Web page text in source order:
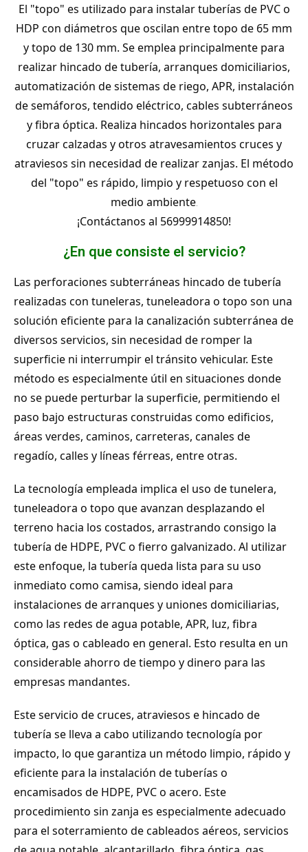
El "topo" es utilizado para instalar tuberías de PVC o
HDP con diámetros que oscilan entre topo de 65 mm
y topo de 130 mm. Se emplea principalmente para
realizar hincado de tubería, arranques domiciliarios,
automatización de sistemas de riego, APR, instalación
de semáforos, tendido eléctrico, cables subterráneos
y fibra óptica. Realiza hincados horizontales para
cruzar calzadas y otros atravesamientos cruces y
atraviesos sin necesidad de realizar zanjas. El método
del "topo" es rápido, limpio y respetuoso con el
medio ambiente.
¡Contáctanos al 56999914850!
¿En que consiste el servicio?
Las perforaciones subterráneas hincado de tubería
realizadas con tuneleras, tuneleadora o topo son una
solución eficiente para la canalización subterránea de
diversos servicios, sin necesidad de romper la
superficie ni interrumpir el tránsito vehicular. Este
método es especialmente útil en situaciones donde
no se puede perturbar la superficie, permitiendo el
paso bajo estructuras construidas como edificios,
áreas verdes, caminos, carreteras, canales de
regadío, calles y líneas férreas, entre otras.
La tecnología empleada implica el uso de tunelera,
tuneleadora o topo que avanzan desplazando el
terreno hacia los costados, arrastrando consigo la
tubería de HDPE, PVC o fierro galvanizado. Al utilizar
este enfoque, la tubería queda lista para su uso
inmediato como camisa, siendo ideal para
instalaciones de arranques y uniones domiciliarias,
como las redes de agua potable, APR, luz, fibra
óptica, gas o cableado en general. Esto resulta en un
considerable ahorro de tiempo y dinero para las
empresas mandantes.
Este servicio de cruces, atraviesos e hincado de
tubería se lleva a cabo utilizando tecnología por
impacto, lo que garantiza un método limpio, rápido y
eficiente para la instalación de tuberías o
encamisados de HDPE, PVC o acero. Este
procedimiento sin zanja es especialmente adecuado
para el soterramiento de cableados aéreos, servicios